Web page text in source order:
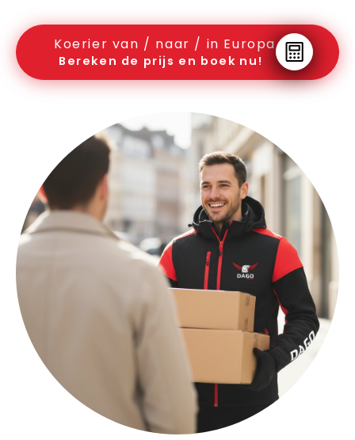
Koerier van / naar / in Europa
Bereken de prijs en boek nu!